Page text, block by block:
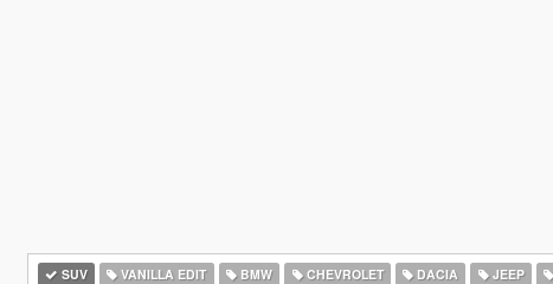
SUV VANILLA EDIT BMW CHEVROLET DACIA JEEP